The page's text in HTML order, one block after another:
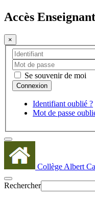
Accès Enseignant
×
Se souvenir de moi
Identifiant oublié ?
Mot de passe
Collège Albert
Rechercher